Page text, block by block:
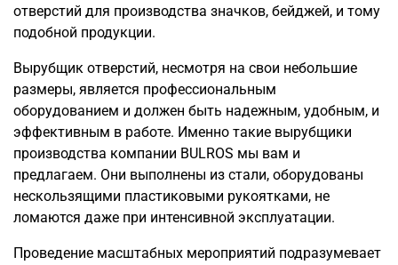
отверстий для производства значков, бейджей, и тому
подобной продукции.
Вырубщик отверстий, несмотря на свои небольшие
размеры, является профессиональным
оборудованием и должен быть надежным, удобным, и
эффективным в работе. Именно такие вырубщики
производства компании BULROS мы вам и
предлагаем. Они выполнены из стали, оборудованы
нескользящими пластиковыми рукоятками, не
ломаются даже при интенсивной эксплуатации.
Проведение масштабных мероприятий подразумевает